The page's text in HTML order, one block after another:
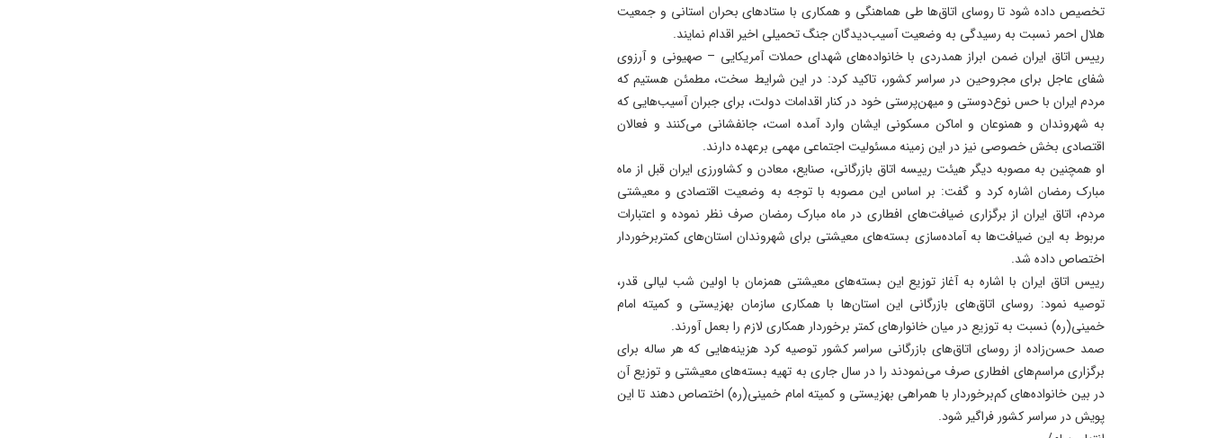
تخصیص داده شود تا روسای اتاق‌ها طی هماهنگی و همکاری با ستادهای بحران استانی و جمعیت
هلال احمر نسبت به رسیدگی به وضعیت آسیب‌دیدگان جنگ تحمیلی اخیر اقدام نمایند.
رییس اتاق ایران ضمن ابراز همدردی با خانواده‌های شهدای حملات آمریکایی – صهیونی و آرزوی
شفای عاجل برای مجروحین در سراسر کشور، تاکید کرد: در این شرایط سخت، مطمئن هستیم که
مردم ایران با حس نوع‌دوستی و میهن‌پرستی خود در کنار اقدامات دولت، برای جبران آسیب‌هایی که
به شهروندان و همنوعان و اماکن مسکونی ایشان وارد آمده است، جانفشانی می‌کنند و فعالان
اقتصادی بخش خصوصی نیز در این زمینه مسئولیت اجتماعی مهمی برعهده دارند.
او همچنین به مصوبه دیگر هیئت رییسه اتاق بازرگانی، صنایع، معادن و کشاورزی ایران قبل از ماه
مبارک رمضان اشاره کرد و گفت: بر اساس این مصوبه با توجه به وضعیت اقتصادی و معیشتی
مردم، اتاق ایران از برگزاری ضیافت‌های افطاری در ماه مبارک رمضان صرف نظر نموده و اعتبارات
مربوط به این ضیافت‌ها به آماده‌سازی بسته‌های معیشتی برای شهروندان استان‌های کمتربرخوردار
اختصاص داده شد.
رییس اتاق ایران با اشاره به آغاز توزیع این بسته‌های معیشتی همزمان با اولین شب لیالی قدر،
توصیه نمود: روسای اتاق‌های بازرگانی این استان‌ها با همکاری سازمان بهزیستی و کمیته امام
خمینی(ره) نسبت به توزیع در میان خانوارهای کمتر برخوردار همکاری لازم را بعمل آورند.
صمد حسن‌زاده از روسای اتاق‌های بازرگانی سراسر کشور توصیه کرد هزینه‌هایی که هر ساله برای
برگزاری مراسم‌های افطاری صرف می‌نمودند را در سال جاری به تهیه بسته‌های معیشتی و توزیع آن
در بین خانواده‌های کم‌برخوردار با همراهی بهزیستی و کمیته امام خمینی(ره) اختصاص دهند تا این
پویش در سراسر کشور فراگیر شود.